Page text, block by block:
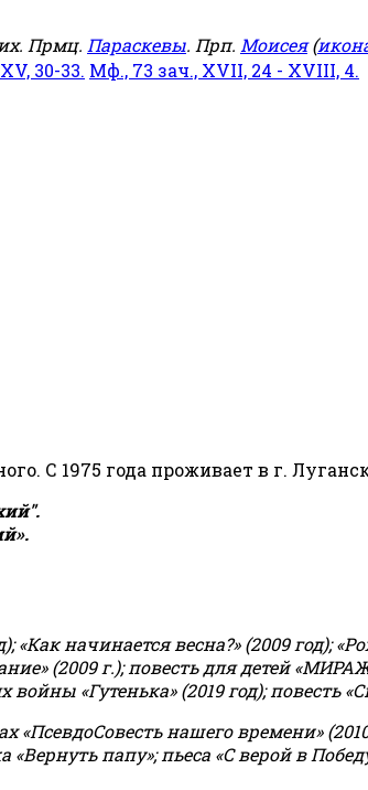
Прмц. Параскевы. Прп. Моисея(
30-33. Мф., 73 зач., XVII, 24 - XVIII, 4.
С 1975 года проживает в г.
начинается весна?» (2009 год);
(2009 г.); повесть для детей
«Гутенька» (2019 год); повесть
нашего времени»
папу»; пьеса «С верой в